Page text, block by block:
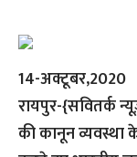
14-अक्टूबर,2020
रायपुर-{सवितर्क
की कानून व्यवस्था